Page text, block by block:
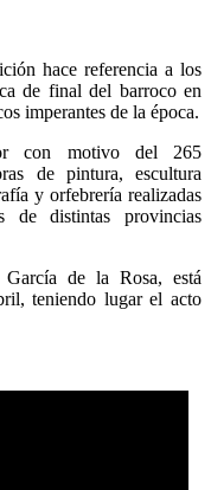
hace referencia a los
de final del barroco en
imperantes de la época.
con motivo del 265
de pintura, escultura
y orfebrería realizadas
de distintas provincias
de la Rosa, está
teniendo lugar el acto